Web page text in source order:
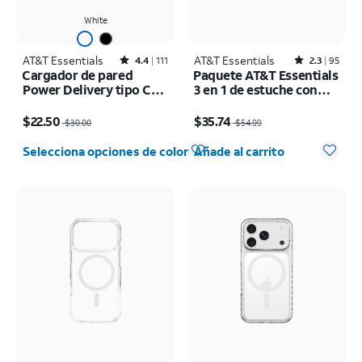
White
AT&T Essentials Rated4.4out of 5 stars with111reviews
4.4 111
Cargador de pared
Power Delivery tipo C
de 40 W
$22.50$30.00
Selecciona opciones de color
AT&T Essentials Rated2.3out of 5 stars with95reviews
2.3 95
Paquete AT&T Essentials
3 en 1 de estuche con
pantalla y protector de
cámara - iPhone 17 Pro
$35.74$54.99
Cantidad seleccionada: 0
Añade al carrito